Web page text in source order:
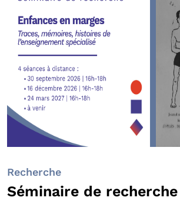
Recherche
Séminaire de